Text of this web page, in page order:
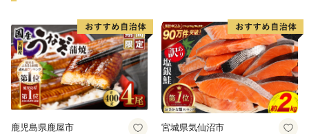
鹿児島県鹿屋市 宮城県気仙沼市